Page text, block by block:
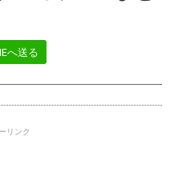
へ送る
リンク